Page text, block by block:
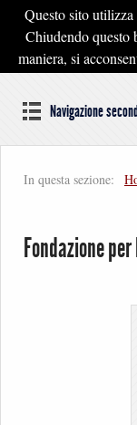
Pontedera2020
Dal cuore della
Navigazione
In questa sezione:
Fondazione
Questo sito
Chiudendo questo
maniera, si